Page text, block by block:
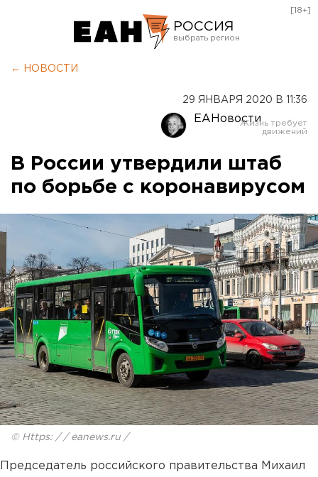
РОССИЯ
Оренбург
[18+]
← НОВОСТИ
29 ЯНВАРЯ 2020 В 11:36
ЕАНовости
В России утвердили штаб
по борьбе с коронавирусом
© Https: / / eanews.ru /
Председатель российского правительства Михаил